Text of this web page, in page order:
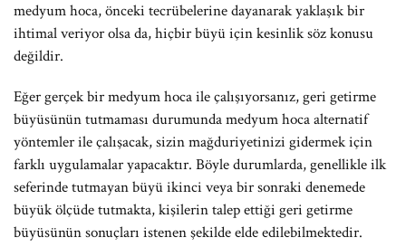
medyum hoca, önceki tecrübelerine dayanarak yaklaşık bir
ihtimal veriyor olsa da, hiçbir büyü için kesinlik söz konusu
değildir.
Eğer gerçek bir medyum hoca ile çalışıyorsanız, geri getirme
büyüsünün tutmaması durumunda medyum hoca alternatif
yöntemler ile çalışacak, sizin mağduriyetinizi gidermek için
farklı uygulamalar yapacaktır. Böyle durumlarda, genellikle ilk
seferinde tutmayan büyü ikinci veya bir sonraki denemede
büyük ölçüde tutmakta, kişilerin talep ettiği geri getirme
büyüsünün sonuçları istenen şekilde elde edilebilmektedir.